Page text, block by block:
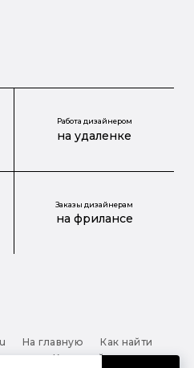
Работа дизайнером
на удаленке
Заказы дизайнерам
на фрилансе
На главную
Как найти
Карта сайта